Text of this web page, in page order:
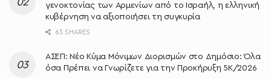
γενοκτονίας των Αρμενίων από το Ισραήλ, η ελληνική
κυβέρνηση να αξιοποιήσει τη συγκυρία
63 SHARES
ΑΣΕΠ: Νέο Κύμα Μόνιμων Διορισμών στο Δημόσιο: Όλα
όσα Πρέπει να Γνωρίζετε για την Προκήρυξη 5Κ/2026